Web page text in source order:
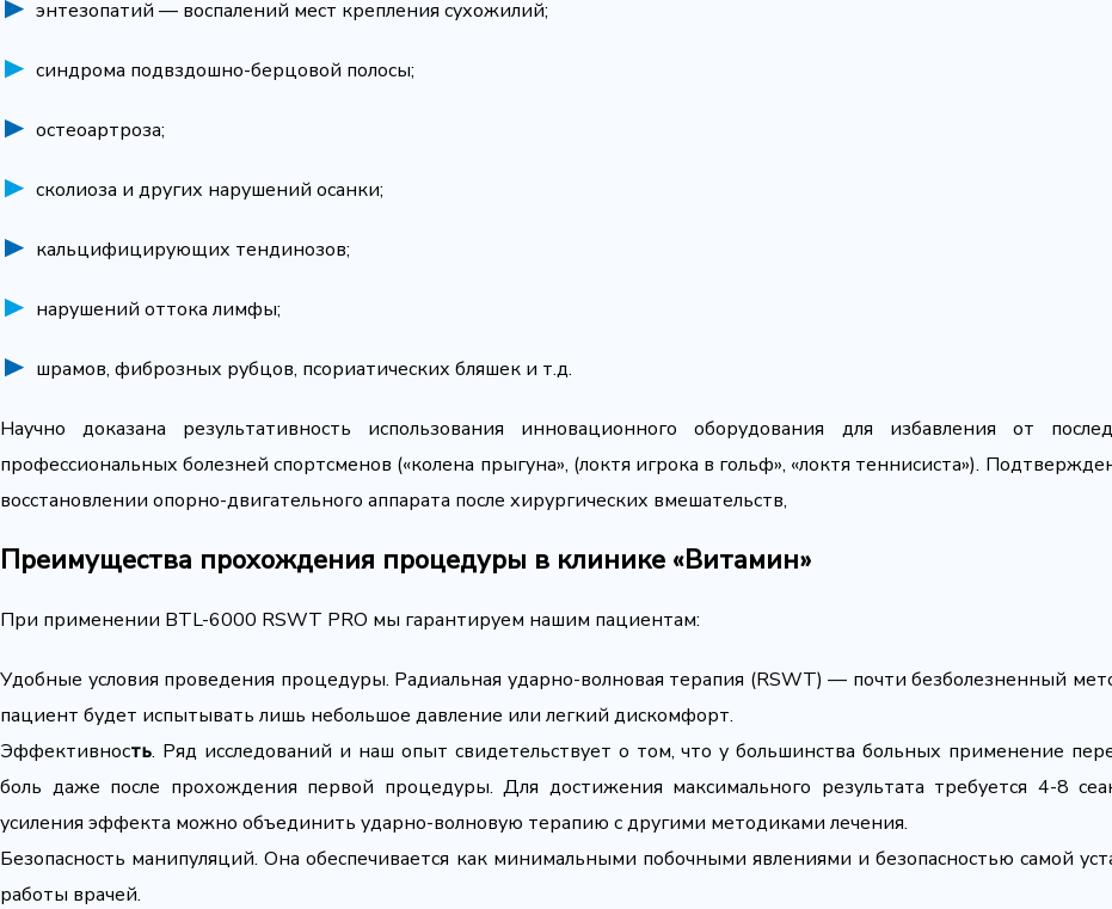
энтезопатий — воспалений мест крепления сухожилий;
синдрома подвздошно-берцовой полосы;
остеоартроза;
сколиоза и других нарушений осанки;
кальцифицирующих тендинозов;
нарушений оттока лимфы;
шрамов, фиброзных рубцов, псориатических бляшек и т.д.
Научно доказана результативность использования инновационного оборудования для избавления от
профессиональных болезней спортсменов («колена прыгуна», (локтя игрока в гольф», «локтя теннисиста»).
восстановлении опорно-двигательного аппарата после хирургических вмешательств,
Преимущества прохождения процедуры в клинике «Витамин»
При применении BTL-6000 RSWT PRO мы гарантируем нашим пациентам:
Удобные условия проведения процедуры. Радиальная ударно-волновая терапия (RSWT) — почти безболезненный
пациент будет испытывать лишь небольшое давление или легкий дискомфорт.
Эффективность. Ряд исследований и наш опыт свидетельствует о том, что у большинства больных применение
боль даже после прохождения первой процедуры. Для достижения максимального результата требуется 4-8
усиления эффекта можно объединить ударно-волновую терапию с другими методиками лечения.
Безопасность манипуляций. Она обеспечивается как минимальными побочными явлениями и безопасностью самой
работы врачей.